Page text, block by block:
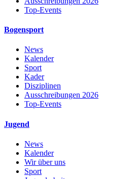
Top-Events
Bogensport
News
Kalender
Sport
Kader
Disziplinen
Ausschreibungen 2026
Top-Events
Jugend
News
Kalender
Wir über uns
Sport